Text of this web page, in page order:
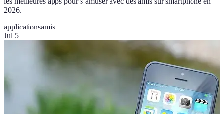
2026.
applicationsamis
Jul 5